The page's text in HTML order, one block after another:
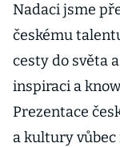
Nadaci jsme
českému
cesty do světa
inspiraci a
Prezentace
a kultury